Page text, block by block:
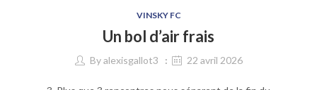
VINSKY FC
Un bol d’air frais
Byalexisgallot3 22 avril 2026